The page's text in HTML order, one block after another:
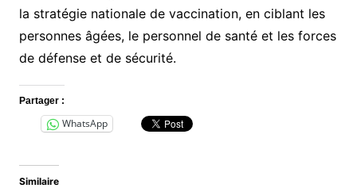
la stratégie nationale de vaccination, en ciblant les
personnes âgées, le personnel de santé et les forces
de défense et de sécurité.
Partager :
WhatsApp
Similaire